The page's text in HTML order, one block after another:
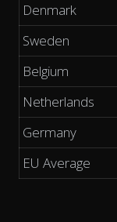
Denmark
Sweden
Belgium
Netherlands
Germany
EU Average